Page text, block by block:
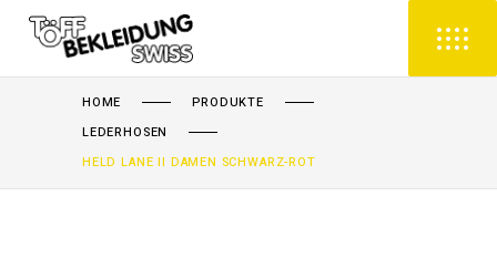
HOME
PRODUKTE
LEDERHOSEN
HELD LANE II DAMEN SCHWARZ-ROT